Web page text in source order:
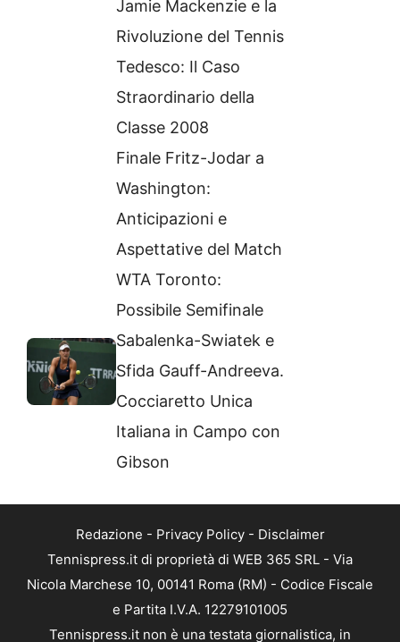
Jamie Mackenzie e la
Rivoluzione del Tennis
Tedesco: Il Caso
Straordinario della
Classe 2008
Finale Fritz-Jodar a
Washington:
Anticipazioni e
Aspettative del Match
WTA Toronto:
Possibile Semifinale
Sabalenka-Swiatek e
Sfida Gauff-Andreeva.
Cocciaretto Unica
Italiana in Campo con
Gibson
Redazione - Privacy Policy- Disclaimer
Tennispress.it di proprietà di WEB 365 SRL - Via
Nicola Marchese 10, 00141 Roma (RM) - Codice Fiscale
e Partita I.V.A. 12279101005
Tennispress.it non è una testata giornalistica, in